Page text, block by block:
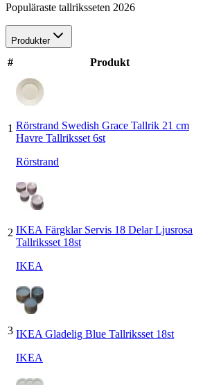
Populäraste tallriksseten 2026
Produkter
# Produkt
1 Rörstrand Swedish Grace Tallrik 21 cm
Havre Tallriksset 6st
Rörstrand
2 IKEA Färgklar Servis 18 Delar Ljusrosa
Tallriksset 18st
IKEA
3 IKEA Gladelig Blue Tallriksset 18st
IKEA